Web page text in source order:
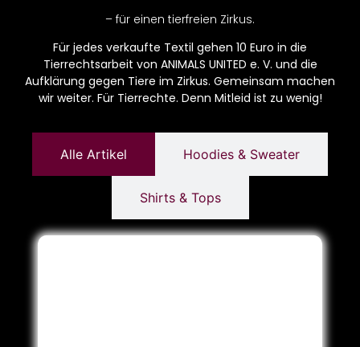
– für einen tierfreien Zirkus.
Für jedes verkaufte Textil gehen 10 Euro in die
Tierrechtsarbeit von ANIMALS UNITED e. V. und die
Aufklärung gegen Tiere im Zirkus. Gemeinsam machen
wir weiter. Für Tierrechte. Denn Mitleid ist zu wenig!
Alle Artikel Hoodies & Sweater
Shirts & Tops